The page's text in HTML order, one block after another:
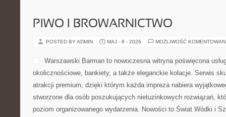
PIWO I BROWARNICTWO
POSTED BY ADMIN MAJ - 8 - 2026 MOŻLIWOŚĆ
Warszawski Barman to nowoczesna witryna poświęcona
okolicznościowe, bankiety, a także eleganckie kolacje. Serwis
atrakcji premium, dzięki którym każda impreza nabiera
stworzone dla osób poszukujących nietuzinkowych rozwiązań,
poziom organizowanego wydarzenia. Nowości to Świat Wódki i